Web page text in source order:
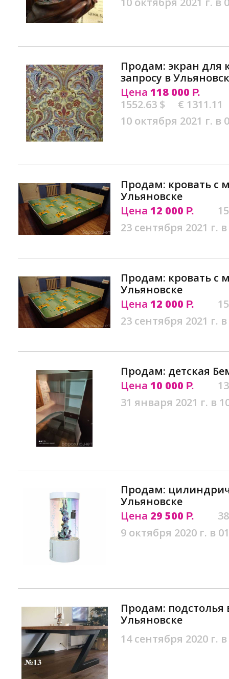
Продам: экран для
запросу в
Цена 118 000 Р.
1552.63 $
€ 1311.11
10 октября 2021 г. в
Продам: кровать с
Ульяновске
Цена 12 000 Р.
23 сентября 2021 г.
Продам: кровать с
Ульяновске
Цена 12 000 Р.
23 сентября 2021 г.
Продам: детская
Цена 10 000 Р.
31 января 2021 г. в
Продам:
Ульяновске
Цена 29 500 Р.
9 октября 2020 г. в
Продам: подстолья
Ульяновске
14 сентября 2020 г.